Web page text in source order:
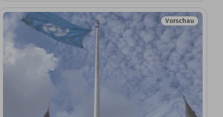
und Ressourcenmanagement, Anpassung an den Klimawandel,
Nachhaltige Systeme, Gesundheitspolitik, Wirtschaft,
Wirtschaft, Menschliche Entwicklung
Status: Vorschau
Vorschau